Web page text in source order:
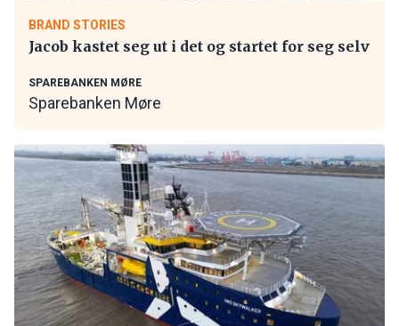
BRAND STORIES
Jacob kastet seg ut i det og startet for seg selv
SPAREBANKEN MØRE
Sparebanken Møre